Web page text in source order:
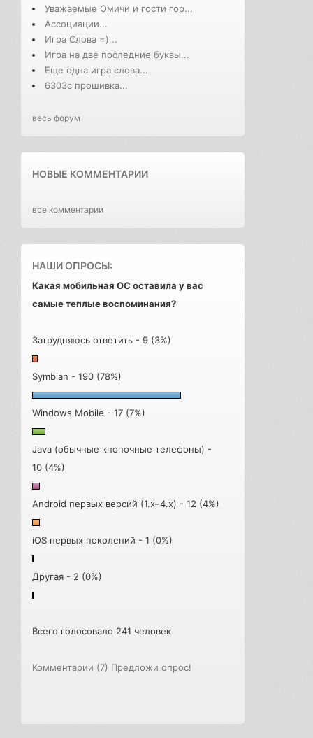
Уважаемые Омичи и гости гор...
Ассоциации...
Игра Слова =)...
Игра на две последние буквы...
Еще одна игра слова...
6303с прошивка...
весь форум
НОВЫЕ КОММЕНТАРИИ
все комментарии
НАШИ ОПРОСЫ:
Какая мобильная ОС оставила у вас
самые теплые воспоминания?
Затрудняюсь ответить - 9 (3%)
Symbian - 190 (78%)
Windows Mobile - 17 (7%)
Java (обычные кнопочные телефоны) -
10 (4%)
Android первых версий (1.x–4.x) - 12 (4%)
iOS первых поколений - 1 (0%)
Другая - 2 (0%)
Всего голосовало 241 человек
Комментарии (7) Предложи опрос!